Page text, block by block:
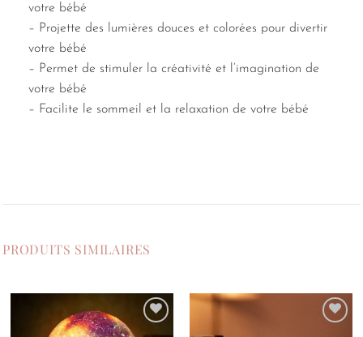
votre bébé
– Projette des lumières douces et colorées pour divertir
votre bébé
– Permet de stimuler la créativité et l’imagination de
votre bébé
– Facilite le sommeil et la relaxation de votre bébé
PRODUITS SIMILAIRES
Ajouter